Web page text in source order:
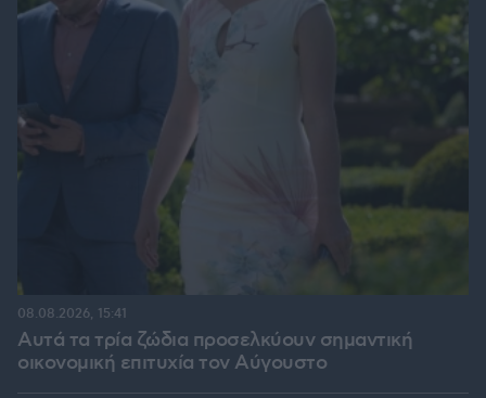
Αυτά τα τρία ζώδια προσελκύουν σημαντική
οικονομική επιτυχία τον Αύγουστο
08.08.2026, 15:41